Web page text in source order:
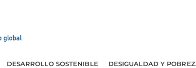
DESARROLLO SOSTENIBLE DESIGUALDAD Y